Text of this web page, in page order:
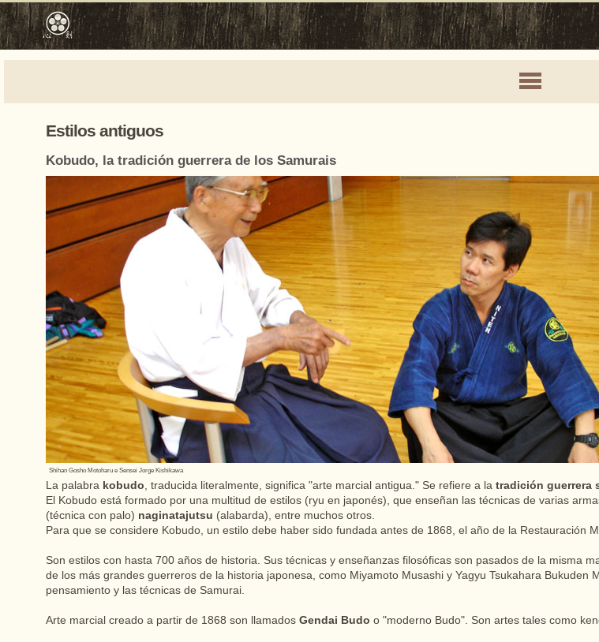
Estilos antiguos
Kobudo, la tradición guerrera de los Samurais
Shihan Gosho Motoharu e Sensei Jorge Kishikawa
La palabra kobudo, traducida literalmente, significa "arte marcial antigua." Se refiere a la tradición guerrera
El Kobudo está formado por una multitud de estilos (ryu en japonés), que enseñan las técnicas de varias
(técnica con palo) naginatajutsu (alabarda), entre muchos otros.
Para que se considere Kobudo, un estilo debe haber sido fundada antes de 1868, el año de la Restauración
Son estilos con hasta 700 años de historia. Sus técnicas y enseñanzas filosóficas son pasados de la misma
de los más grandes guerreros de la historia japonesa, como Miyamoto Musashi y Yagyu Tsukahara
pensamiento y las técnicas de Samurai.
Arte marcial creado a partir de 1868 son llamadosGendai Budo o "moderno Budo". Son artes tales como